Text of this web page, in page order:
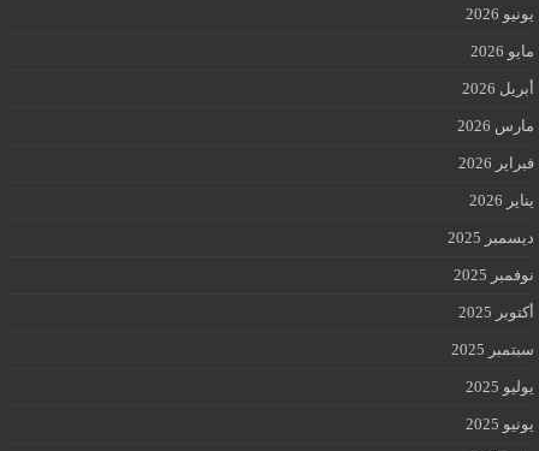
يونيو 2026
مايو 2026
أبريل 2026
مارس 2026
فبراير 2026
يناير 2026
ديسمبر 2025
نوفمبر 2025
أكتوبر 2025
سبتمبر 2025
يوليو 2025
يونيو 2025